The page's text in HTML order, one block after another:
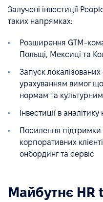
Залучені інвестиції
таких напрямках:
Розширення GTM-
Польщі, Мексиці та
Запуск локалізованих
урахуванням вимог
нормам та
Інвестиції в
Посилення підтримки
корпоративних
онбординг та сервіс
Майбутнє HR